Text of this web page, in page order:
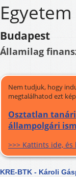
Budapest
Államilag
Nem tudjuk, hogy
megtalálhatod ezt
Osztatlan
állampolgári
>>> Kattints ide,
KRE-BTK - Károli